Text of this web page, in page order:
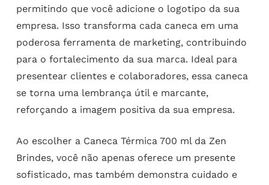
permitindo que você adicione o logotipo da sua
empresa. Isso transforma cada caneca em uma
poderosa ferramenta de marketing, contribuindo
para o fortalecimento da sua marca. Ideal para
presentear clientes e colaboradores, essa caneca
se torna uma lembrança útil e marcante,
reforçando a imagem positiva da sua empresa.
Ao escolher a Caneca Térmica 700 ml da Zen
Brindes, você não apenas oferece um presente
sofisticado, mas também demonstra cuidado e